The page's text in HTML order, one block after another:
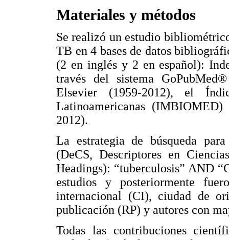
Materiales y métodos
Se realizó un estudio
TB en 4 bases de datos
(2 en inglés y 2 en español):
través del sistema
Elsevier (1959-2012), el
Latinoamericanas
2012).
La estrategia de búsqueda
(DeCS, Descriptores en
Headings): “tuberculosis” AND
estudios y posteriormente
internacional (CI), ciudad de
publicación (RP) y autores con
Todas las contribuciones